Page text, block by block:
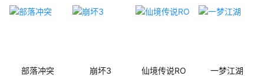
部落冲突 崩坏3 仙境传说RO 一梦江湖